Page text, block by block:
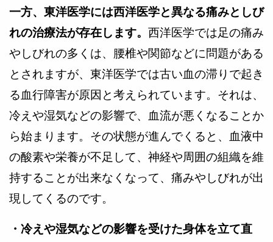
一方、東洋医学には西洋医学と異なる痛みとしび
れの治療法が存在します。 西洋医学では足の痛み
やしびれの多くは、腰椎や関節などに問題がある
とされますが、東洋医学では古い血の滞りで起き
る血行障害が原因と考えられています。それは、
冷えや湿気などの影響で、血流が悪くなることか
ら始まります。その状態が進んでくると、血液中
の酸素や栄養が不足して、神経や周囲の組織を維
持することが出来なくなって、痛みやしびれが出
現してくるのです。
・冷えや湿気などの影響を受けた身体を立て直